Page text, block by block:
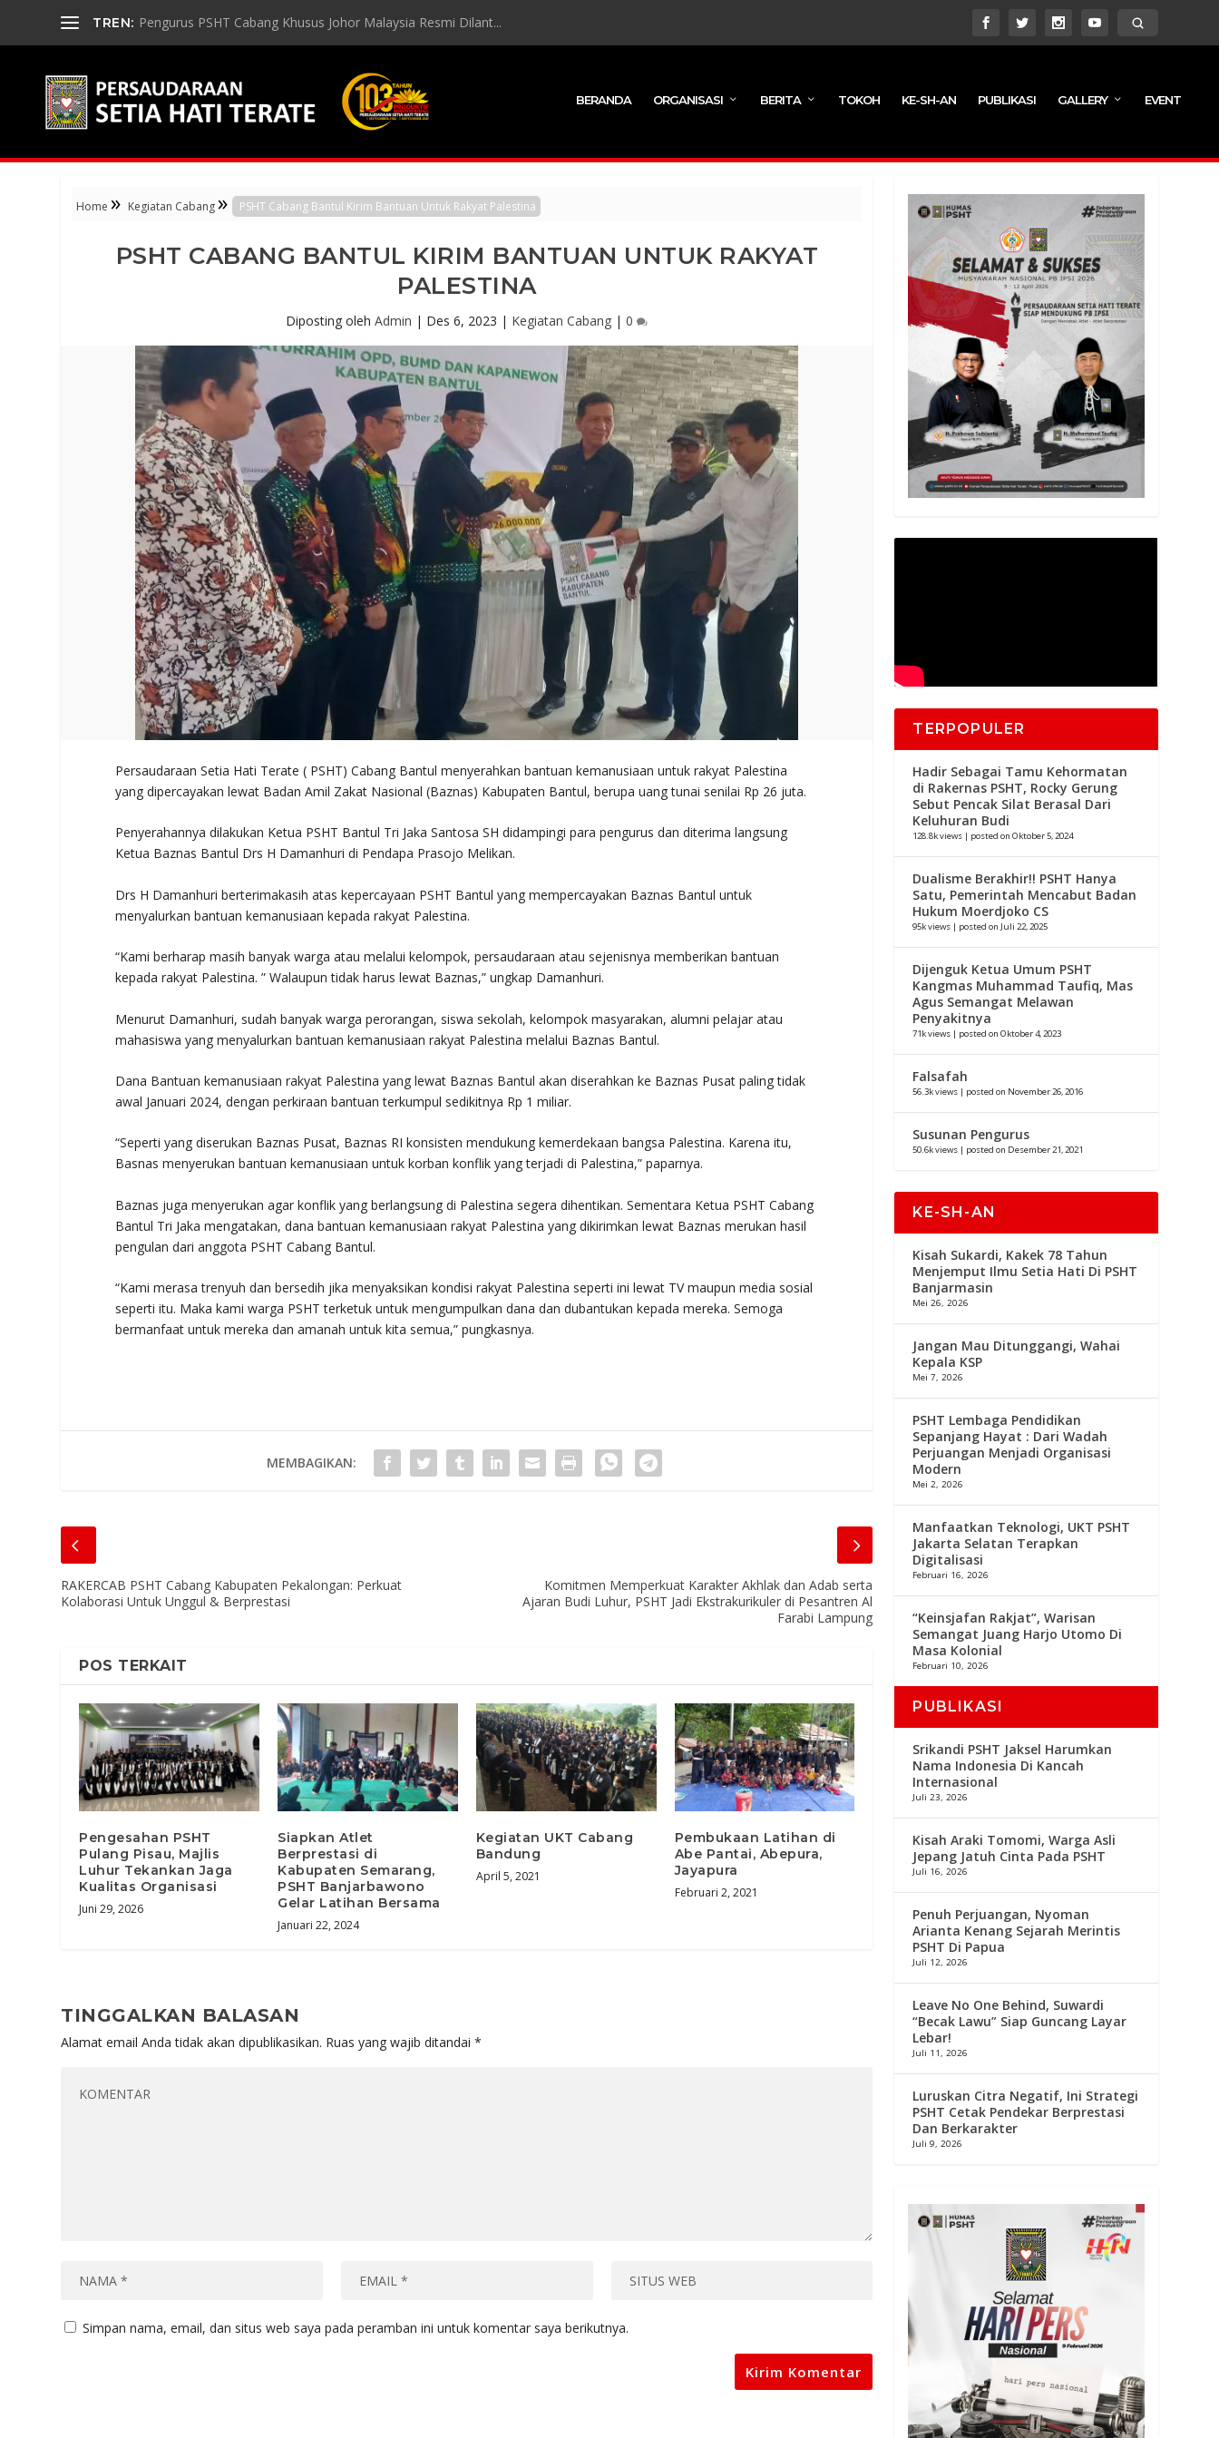
TREN: Pengurus PSHT Cabang Khusus Johor Malaysia Resmi Dilant...
BERANDA ORGANISASI BERITA TOKOH KE-SH-AN PUBLIKASI GALLERY EVENT
Home » Kegiatan Cabang» PSHT Cabang Bantul Kirim Bantuan Untuk Rakyat Palestina
PSHT CABANG BANTUL KIRIM BANTUAN UNTUK RAKYAT
PALESTINA
Diposting olehAdmin | Des 6, 2023 | Kegiatan Cabang |0
Persaudaraan Setia Hati Terate ( PSHT) Cabang Bantul menyerahkan bantuan kemanusiaan untuk rakyat Palestina
yang dipercayakan lewat Badan Amil Zakat Nasional (Baznas) Kabupaten Bantul, berupa uang tunai senilai Rp 26 juta.
Penyerahannya dilakukan Ketua PSHT Bantul Tri Jaka Santosa SH didampingi para pengurus dan diterima langsung
Ketua Baznas Bantul Drs H Damanhuri di Pendapa Prasojo Melikan.
Drs H Damanhuri berterimakasih atas kepercayaan PSHT Bantul yang mempercayakan Baznas Bantul untuk
menyalurkan bantuan kemanusiaan kepada rakyat Palestina.
“Kami berharap masih banyak warga atau melalui kelompok, persaudaraan atau sejenisnya memberikan bantuan
kepada rakyat Palestina. ” Walaupun tidak harus lewat Baznas,” ungkap Damanhuri.
Menurut Damanhuri, sudah banyak warga perorangan, siswa sekolah, kelompok masyarakan, alumni pelajar atau
mahasiswa yang menyalurkan bantuan kemanusiaan rakyat Palestina melalui Baznas Bantul.
Dana Bantuan kemanusiaan rakyat Palestina yang lewat Baznas Bantul akan diserahkan ke Baznas Pusat paling tidak
awal Januari 2024, dengan perkiraan bantuan terkumpul sedikitnya Rp 1 miliar.
“Seperti yang diserukan Baznas Pusat, Baznas RI konsisten mendukung kemerdekaan bangsa Palestina. Karena itu,
Basnas menyerukan bantuan kemanusiaan untuk korban konflik yang terjadi di Palestina,” paparnya.
Baznas juga menyerukan agar konflik yang berlangsung di Palestina segera dihentikan. Sementara Ketua PSHT Cabang
Bantul Tri Jaka mengatakan, dana bantuan kemanusiaan rakyat Palestina yang dikirimkan lewat Baznas merukan hasil
pengulan dari anggota PSHT Cabang Bantul.
“Kami merasa trenyuh dan bersedih jika menyaksikan kondisi rakyat Palestina seperti ini lewat TV maupun media sosial
seperti itu. Maka kami warga PSHT terketuk untuk mengumpulkan dana dan dubantukan kepada mereka. Semoga
bermanfaat untuk mereka dan amanah untuk kita semua,” pungkasnya.
MEMBAGIKAN:
RAKERCAB PSHT Cabang Kabupaten Pekalongan: Perkuat
Kolaborasi Untuk Unggul & Berprestasi
Komitmen Memperkuat Karakter Akhlak dan Adab serta
Ajaran Budi Luhur, PSHT Jadi Ekstrakurikuler di Pesantren Al
Farabi Lampung
POS TERKAIT
Pengesahan PSHT
Pulang Pisau, Majlis
Luhur Tekankan Jaga
Kualitas Organisasi
Juni 29, 2026
Siapkan Atlet
Berprestasi di
Kabupaten Semarang,
PSHT Banjarbawono
Gelar Latihan Bersama
Januari 22, 2024
Kegiatan UKT Cabang
Bandung
April 5, 2021
Pembukaan Latihan di
Abe Pantai, Abepura,
Jayapura
Februari 2, 2021
TINGGALKAN BALASAN
Alamat email Anda tidak akan dipublikasikan. Ruas yang wajib ditandai*
Simpan nama, email, dan situs web saya pada peramban ini untuk komentar saya berikutnya.
TERPOPULER
Hadir Sebagai Tamu Kehormatan
di Rakernas PSHT, Rocky Gerung
Sebut Pencak Silat Berasal Dari
Keluhuran Budi
128.8k views | posted on Oktober 5, 2024
Dualisme Berakhir!! PSHT Hanya
Satu, Pemerintah Mencabut Badan
Hukum Moerdjoko CS
95k views | posted on Juli 22, 2025
Dijenguk Ketua Umum PSHT
Kangmas Muhammad Taufiq, Mas
Agus Semangat Melawan
Penyakitnya
71k views | posted on Oktober 4, 2023
Falsafah
56.3k views | posted on November 26, 2016
Susunan Pengurus
50.6k views | posted on Desember 21, 2021
KE-SH-AN
Kisah Sukardi, Kakek 78 Tahun
Menjemput Ilmu Setia Hati Di PSHT
Banjarmasin
Mei 26, 2026
Jangan Mau Ditunggangi, Wahai
Kepala KSP
Mei 7, 2026
PSHT Lembaga Pendidikan
Sepanjang Hayat : Dari Wadah
Perjuangan Menjadi Organisasi
Modern
Mei 2, 2026
Manfaatkan Teknologi, UKT PSHT
Jakarta Selatan Terapkan
Digitalisasi
Februari 16, 2026
“Keinsjafan Rakjat”, Warisan
Semangat Juang Harjo Utomo Di
Masa Kolonial
Februari 10, 2026
PUBLIKASI
Srikandi PSHT Jaksel Harumkan
Nama Indonesia Di Kancah
Internasional
Juli 23, 2026
Kisah Araki Tomomi, Warga Asli
Jepang Jatuh Cinta Pada PSHT
Juli 16, 2026
Penuh Perjuangan, Nyoman
Arianta Kenang Sejarah Merintis
PSHT Di Papua
Juli 12, 2026
Leave No One Behind, Suwardi
“Becak Lawu” Siap Guncang Layar
Lebar!
Juli 11, 2026
Luruskan Citra Negatif, Ini Strategi
PSHT Cetak Pendekar Berprestasi
Dan Berkarakter
Juli 9, 2026